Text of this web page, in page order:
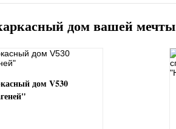
дом вашей мечты
дом V530